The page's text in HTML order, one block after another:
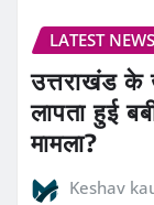
LATEST NEWS
उत्तराखंड के
लापता हुई
मामला?
Keshav